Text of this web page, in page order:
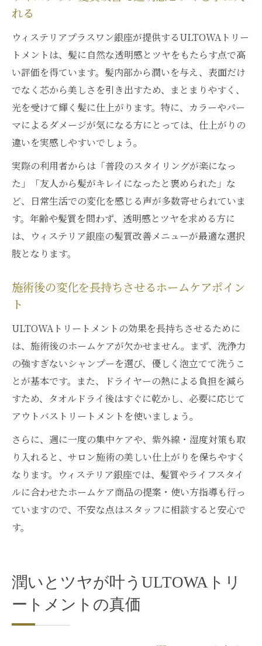
れる
ウィステリアプラスワン銀座が提供するULTOWAトリー
トメントは、髪に自然な透明感とツヤをもたらす点で高
い評価を得ています。髪内部から潤いを与え、表面だけ
でなく芯から美しさを引き出すため、まとまりやすく、
光を受けて輝く髪に仕上がります。特に、カラーやパー
マによるダメージが気になる方にとっては、仕上がりの
違いを実感しやすいでしょう。
実際の利用者からは「普段のスタイリングが楽になっ
た」「友人から髪がキレイになったと褒められた」な
ど、日常生活での変化を感じる声が多数寄せられていま
す。年齢や髪質を問わず、透明感とツヤを求める方に
は、ウィステリア銀座の髪質改善メニューが最適な選択
肢となります。
施術後の変化を長持ちさせるホームケアポイン
ト
ULTOWAトリートメントの効果を長持ちさせるために
は、施術後のホームケアが欠かせません。まず、洗浄力
の強すぎないシャンプーを選び、優しく泡立てて洗うこ
とが基本です。また、ドライヤーの熱による負担を減ら
すため、タオルドライ後はすぐに乾かし、必要に応じて
アウトバストリートメントを使いましょう。
さらに、週に一度の集中ケアや、紫外線・湿度対策も取
り入れると、サロン施術の美しい仕上がりを保ちやすく
なります。ウィステリア銀座では、髪質やライフスタイ
ルに合わせたホームケア商品の提案・使い方指導も行っ
ていますので、不安な点はスタッフに相談すると安心で
す。
潤いとツヤが叶うULTOWAトリ
ートメントの真価